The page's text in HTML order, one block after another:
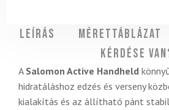
Leírás Mérettáblázat
Kérdése
A Salomon Active Handheld
hidratáláshoz edzés és verseny
kialakítás és az állítható pánt